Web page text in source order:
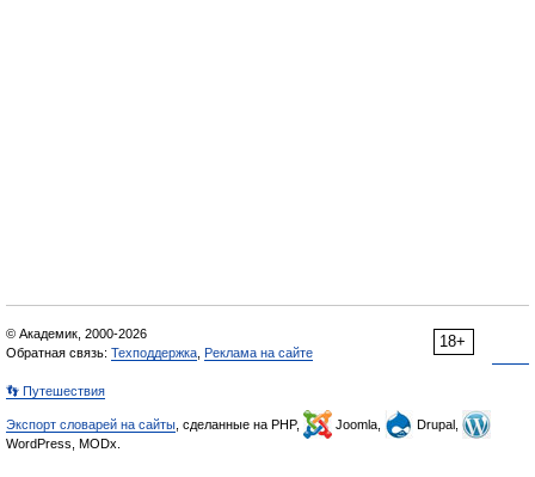
18+
© Академик, 2000-2026
Обратная связь: Техподдержка Реклама на сайте
👣 Путешествия
Экспорт словарей на сайты , сделанные на PHP, Joomla,
Drupal,
WordPress, MODx.